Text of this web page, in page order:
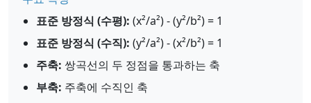
표준 방정식 (수평): (x²/a²) - (y²/b²) = 1
표준 방정식 (수직): (y²/a²) - (x²/b²) = 1
주축: 쌍곡선의 두 정점을 통과하는 축
부축: 주축에 수직인 축